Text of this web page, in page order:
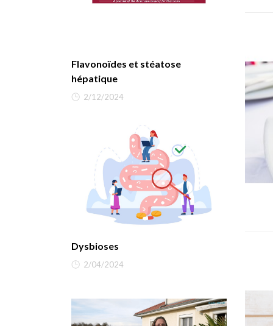
Flavonoïdes et stéatose
hépatique
2/12/2024
Dysbioses
2/04/2024